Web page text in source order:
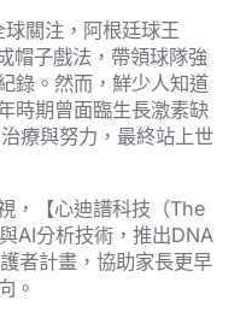
關注，阿根廷球王
帽子戲法，帶領球隊強
錄。然而，鮮少人知道
時期曾面臨生長激素缺
療與努力，最終站上世
，【心迪譜科技（The
AI分析技術，推出DNA
者計畫，協助家長更早
。